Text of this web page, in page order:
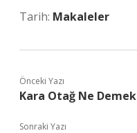
Tarih: Makaleler
Önceki Yazı
Kara Otağ Ne Demek
Sonraki Yazı